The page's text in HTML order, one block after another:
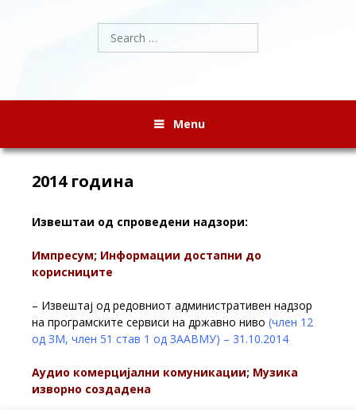
Search
for:
Menu
2014 година
Извештаи од спроведени надзори:
Импресум; Информации достапни до
корисниците
– Извештај од редовниот административен надзор
на програмските сервиси на државно ниво (член 12
од ЗМ, член 51 став 1 од ЗААВМУ) – 31.10.2014
Аудио комерцијални комуникации; Музика
изворно создадена